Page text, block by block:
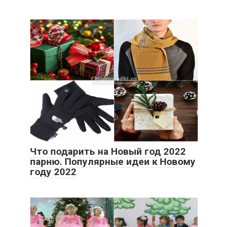
Что подарить на Новый год 2022
парню. Популярные идеи к Новому
году 2022